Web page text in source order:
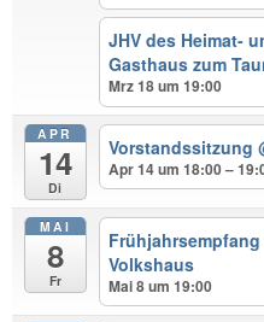
JHV des Heimat-
Gasthaus zum
Mrz 18 um 19:00
APR
14
Di
Vorstandssitzung
Apr 14 um 18:00 –
MAI
8
Fr
Volkshaus
Mai 8 um 19:00